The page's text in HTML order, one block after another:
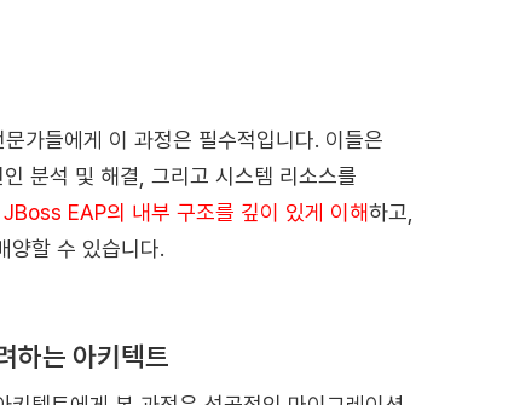
가들에게 이 과정은 필수적입니다. 이들은
분석 및 해결, 그리고 시스템 리소스를
EAP의 내부 구조를 깊이 있게 이해하고,
양할 수 있습니다.
하는 아키텍트